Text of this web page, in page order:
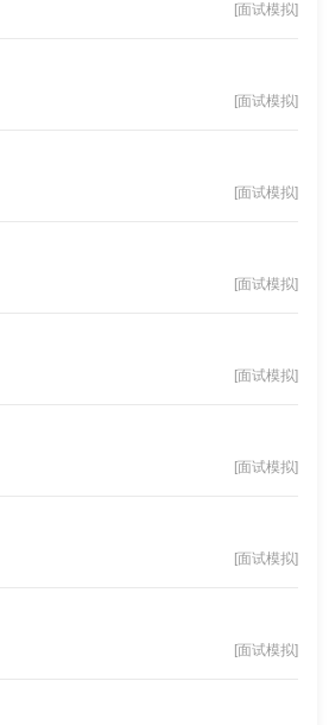
[面试模拟]
[面试模拟]
[面试模拟]
[面试模拟]
[面试模拟]
[面试模拟]
[面试模拟]
[面试模拟]